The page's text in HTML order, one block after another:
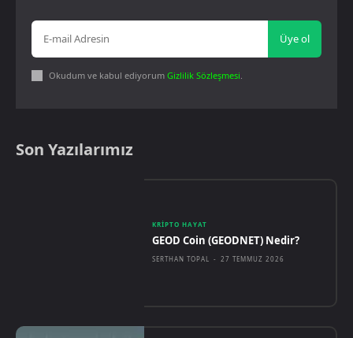
Üye ol
Okudum ve kabul ediyorum Gizlilik Sözleşmesi.
Son Yazılarımız
KRIPTO HAYAT
GEOD Coin (GEODNET) Nedir?
SERTHAN TOPAL - 27 TEMMUZ 2026